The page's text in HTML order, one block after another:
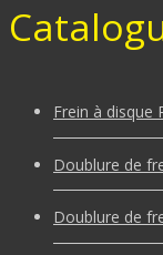
Frein à disque
Doublure de
Doublure de